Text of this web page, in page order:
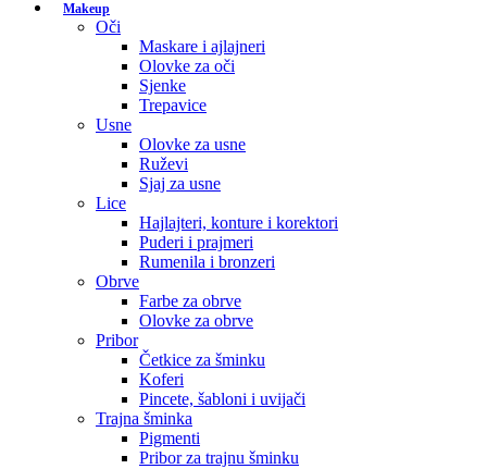
Makeup
Oči
Maskare i ajlajneri
Olovke za oči
Sjenke
Trepavice
Usne
Olovke za usne
Ruževi
Sjaj za usne
Lice
Hajlajteri, konture i korektori
Puderi i prajmeri
Rumenila i bronzeri
Obrve
Farbe za obrve
Olovke za obrve
Pribor
Četkice za šminku
Koferi
Pincete, šabloni i uvijači
Trajna šminka
Pigmenti
Pribor za trajnu šminku